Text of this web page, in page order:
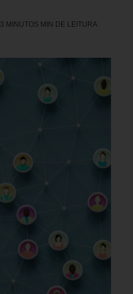
3 MINUTOS MIN DE LEITURA